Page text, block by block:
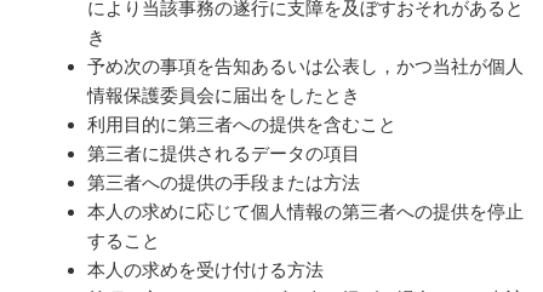
により当該事務の遂行に支障を及ぼすおそれがあると
き
予め次の事項を告知あるいは公表し，かつ当社が個人
情報保護委員会に届出をしたとき
利用目的に第三者への提供を含むこと
第三者に提供されるデータの項目
第三者への提供の手段または方法
本人の求めに応じて個人情報の第三者への提供を停止
すること
本人の求めを受け付ける方法